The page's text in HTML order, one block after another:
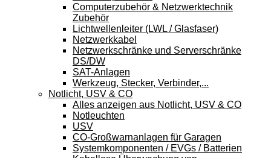
Computerzubehör & Netzwerktechnik
Zubehör
Lichtwellenleiter (LWL / Glasfaser)
Netzwerkkabel
Netzwerkschränke und Serverschränke
DS/DW
SAT-Anlagen
Werkzeug, Stecker, Verbinder,...
Notlicht, USV & CO
Alles anzeigen aus Notlicht, USV & CO
Notleuchten
USV
CO-Großwarnanlagen für Garagen
Systemkomponenten / EVGs / Batterien